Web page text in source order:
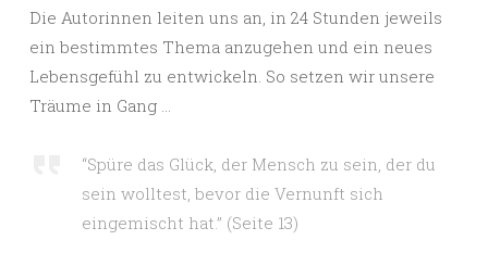
Die Autorinnen leiten uns an, in 24 Stunden jeweils
ein bestimmtes Thema anzugehen und ein neues
Lebensgefühl zu entwickeln. So setzen wir unsere
Träume in Gang …
“Spüre das Glück, der Mensch zu sein, der du
sein wolltest, bevor die Vernunft sich
eingemischt hat.” (Seite 13)